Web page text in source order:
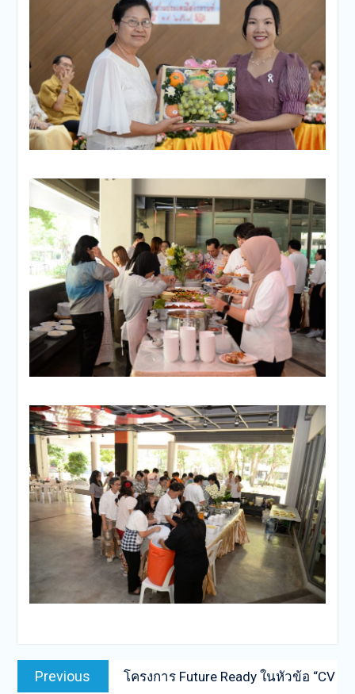
Post
navigation
Previous
Previous
post:
โครงการ Future Ready ในหัวข้อ “CV